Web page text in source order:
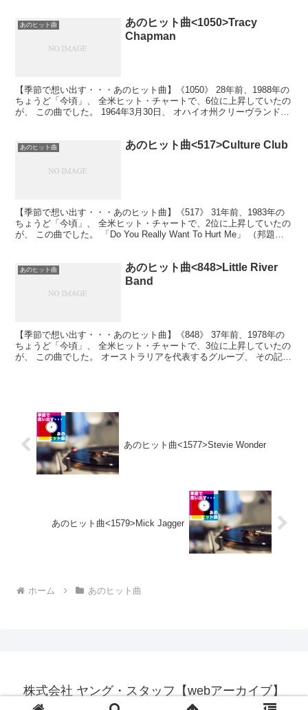
あのヒット曲
あのヒット曲<1050>Tracy
Chapman
【季節で想い出す・・・あのヒット曲】《1050》 28年前、1988年の
ちょうど「今頃」、 全米ヒット・チャートで、6位に上昇していたの
が、 この曲でした。 1964年3月30日、 オハイオ州クリーヴランド生
あのヒット曲 あのヒット曲<517>Culture Club
【季節で想い出す・・・あのヒット曲】《517》 31年前、1983年の
ちょうど「今頃」、 全米ヒット・チャートで、2位に上昇していたの
が、 この曲でした。 「Do You Really Want To Hurt Me」 （邦題
あのヒット曲
あのヒット曲<848>Little River
Band
【季節で想い出す・・・あのヒット曲】《848》 37年前、1978年の
ちょうど「今頃」、 全米ヒット・チャートで、3位に上昇していたの
が、 この曲でした。 オーストラリアを代表するグループ、 その記念
あのヒット曲<1577>Stevie Wonder
あのヒット曲<1579>Mick Jagger
ホーム あのヒット曲
株式会社 ヤング・スタッフ【webアーカイブ】